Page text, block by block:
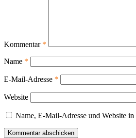
Kommentar *
Name *
E-Mail-Adresse *
Website
Name, E-Mail-Adresse und Website